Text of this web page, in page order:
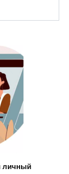
личный